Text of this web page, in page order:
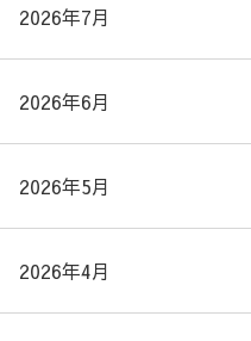
2026年7月
2026年6月
2026年5月
2026年4月